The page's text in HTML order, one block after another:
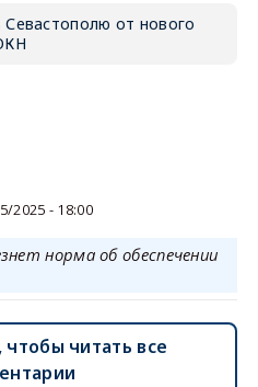
от нового
2025 - 18:00
норма об обеспечении
читать все